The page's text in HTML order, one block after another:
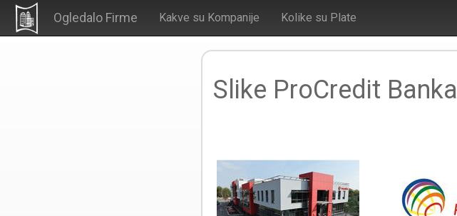
Ogledalo Firme Kakve su Kompanije Kolike su Plate
Slike ProCredit Banka